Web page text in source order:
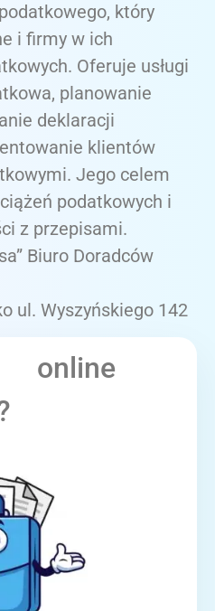
który
i firmy w ich
Oferuje usługi
planowanie
deklaracji
klientów
Jego celem
podatkowych i
z przepisami.
Biuro Doradców
ul. Wyszyńskiego 142
online